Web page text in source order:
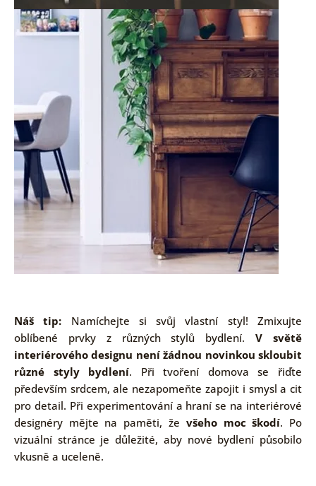
Náš tip: Namíchejte si svůj vlastní styl! Zmixujte
oblíbené prvky z různých stylů bydlení.V světě
interiérového designu není žádnou novinkou skloubit
různé styly bydlení. Při tvoření domova se řiďte
především srdcem, ale nezapomeňte zapojit i smysl a cit
pro detail. Při experimentování a hraní se na interiérové
designéry mějte na paměti, že všeho moc škodí. Po
vizuální stránce je důležité, aby nové bydlení působilo
vkusně a uceleně.